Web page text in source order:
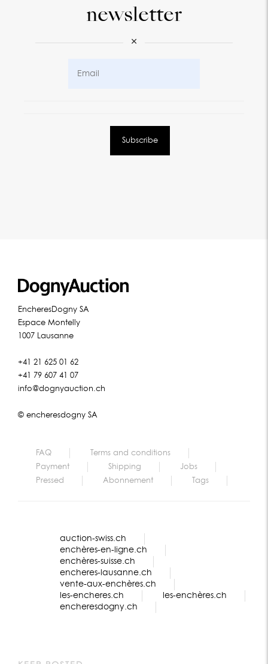
newsletter
×
EncheresDogny SA
Espace Montelly
1007 Lausanne
+41 21 625 01 62
+41 79 607 41 07
info@dognyauction.ch
© encheresdogny SA
FAQ
Terms and conditions
Payment
Shipping
Jobs
Pressed
Abonnement Tags
auction-swiss.ch
enchères-en-ligne.ch
enchères-suisse.ch
encheres-lausanne.ch
vente-aux-enchères.ch
les-encheres.ch
les-enchères.ch
encheresdogny.ch